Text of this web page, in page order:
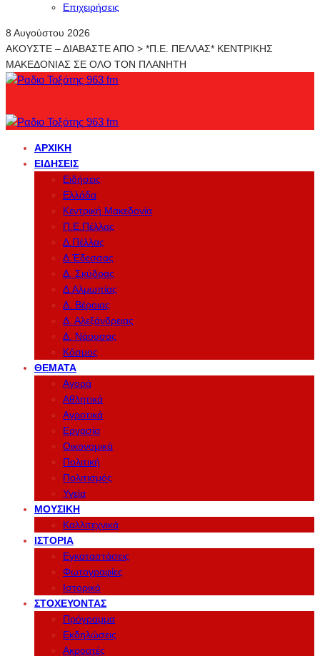
Επιχειρήσεις
8 Αυγούστου 2026
ΑΚΟΥΣΤΕ – ΔΙΑΒΑΣΤΕ ΑΠΟ > *Π.Ε. ΠΕΛΛΑΣ* ΚΕΝΤΡΙΚΗΣ
ΜΑΚΕΔΟΝΙΑΣ ΣΕ ΟΛΟ ΤΟΝ ΠΛΑΝΗΤΗ
ΑΡΧΙΚΉ
ΕΙΔΉΣΕΙΣ
Ειδήσεις
Ελλάδα
Κεντρική Μακεδονία
Π.Ε.Πέλλας
Δ.Πέλλας
Δ.Έδεσσας
Δ. Σκύδρας
Δ.Αλμωπίας
Δ. Βέροιας
Δ. Αλεξάνδρειας
Δ. Νάουσας
Κόσμος
ΘΈΜΑΤΑ
Αγορά
Αθλητικά
Αγροτικά
Εργασία
Οικονομικά
Πολιτική
Πολιτισμός
Υγεία
ΜΟΥΣΙΚΉ
Καλλιτεχνικά
ΙΣΤΟΡΊΑ
Εγκαταστάσεις
Φωτογραφίες
Ιστορικό
ΣΤΟΧΕΎΟΝΤΑΣ
Πρόγραμμα
Εκδηλώσεις
Ακροατές